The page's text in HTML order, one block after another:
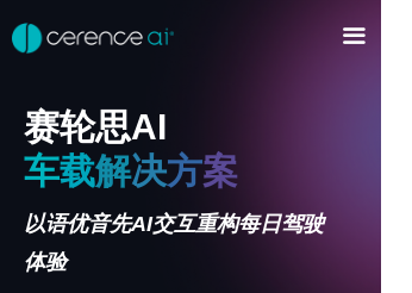
끀
首页
ꀂ Cerence xUl™
Cerence Assistant
ꀂ AI智能体
赛轮思AI
车载解决方案
以语优音先AI交互重构每日驾驶
体验